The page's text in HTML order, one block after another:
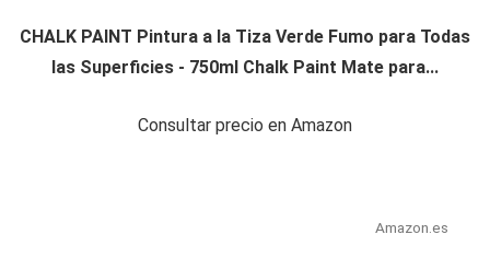
CHALK PAINT Pintura a la Tiza Verde Fumo para Todas
las Superficies - 750ml Chalk Paint Mate para...
Consultar precio en Amazon
Amazon.es